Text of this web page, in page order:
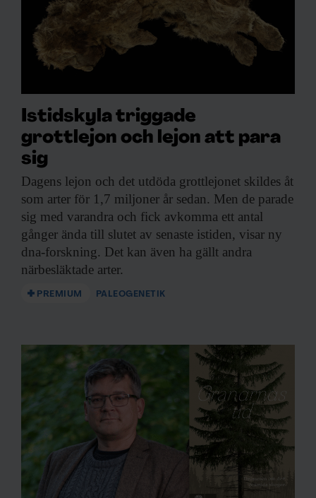
Istidskyla triggade
grottlejon och lejon att para
sig
Dagens lejon och det utdöda grottlejonet skildes åt
som arter för 1,7 miljoner år sedan. Men de parade
sig med varandra och fick avkomma ett antal
gånger ända till slutet av senaste istiden, visar ny
dna-forskning. Det kan även ha gällt andra
närbesläktade arter.
PREMIUM PALEOGENETIK